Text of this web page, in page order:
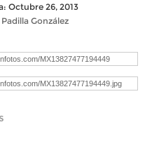
Octubre 26, 2013
González